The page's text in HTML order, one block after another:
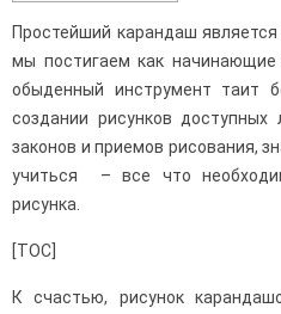
Простейший карандаш
мы постигаем как
обыденный инструмент таит
создании рисунков
законов и приемов рисования,
учиться – все что
рисунка.
[TOC]
К счастью, рисунок